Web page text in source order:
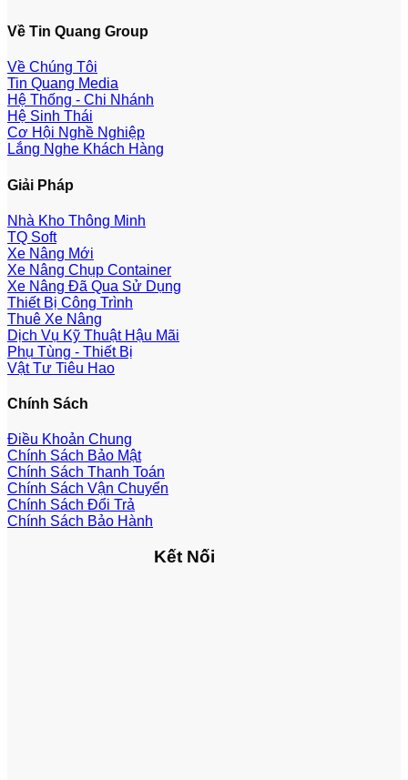
Về Tin Quang Group
Về Chúng Tôi
Tin Quang Media
Hệ Thống - Chi Nhánh
Hệ Sinh Thái
Cơ Hội Nghề Nghiệp
Lắng Nghe Khách Hàng
Giải Pháp
Nhà Kho Thông Minh
TQ Soft
Xe Nâng Mới
Xe Nâng Chụp Container
Xe Nâng Đã Qua Sử Dụng
Thiết Bị Công Trình
Thuê Xe Nâng
Dịch Vụ Kỹ Thuật Hậu Mãi
Phụ Tùng - Thiết Bị
Vật Tư Tiêu Hao
Chính Sách
Điều Khoản Chung
Chính Sách Bảo Mật
Chính Sách Thanh Toán
Chính Sách Vận Chuyển
Chính Sách Đổi Trả
Chính Sách Bảo Hành
Kết Nối